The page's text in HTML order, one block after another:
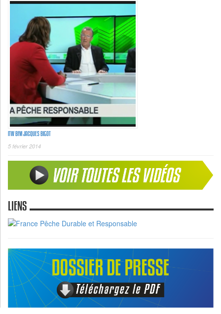
ITW BFM JACQUES BIGOT
5 février 2014
LIENS